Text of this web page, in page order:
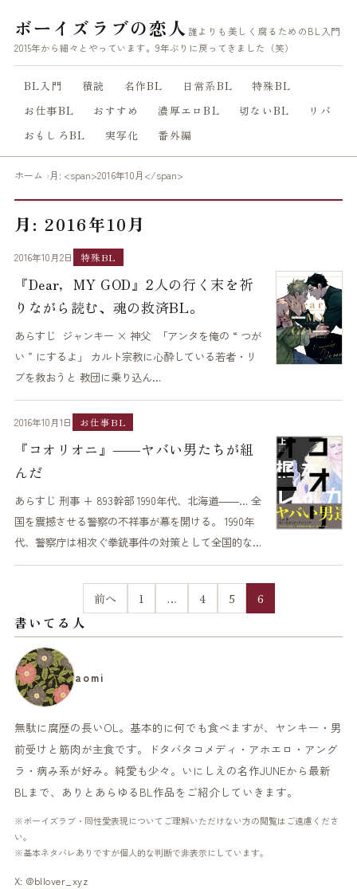
ボーイズラブの恋人 誰よりも美しく腐るためのBL入門
2015年から細々とやっています。9年ぶりに戻ってきました（笑）
BL入門 積読 名作BL 日常系BL
特殊BL
お仕事BL
おすすめ 濃厚エロBL 切ないBL
リバ
おもしろBL
実写化 番外編
ホーム 月: <span>2016年10月</span>
月: 2016年10月
2016年10月2日 特殊BL
『Dear，MY GOD』2人の行く末を祈
りながら読む、魂の救済BL。
あらすじ ジャンキー × 神父 「アンタを俺の “ つが
い ” にするよ」 カルト宗教に心酔している若者・リ
ブを救おうと 教団に乗り込ん…
2016年10月1日 お仕事BL
『コオリオニ』――ヤバい男たちが組
んだ
あらすじ 刑事 + 893幹部 1990年代、北海道――… 全
国を震撼させる警察の不祥事が幕を開ける。 1990年
代、警察庁は相次ぐ拳銃事件の対策として全国的な…
前へ 1 … 4 5 6
書いてる人
aomi
無駄に腐歴の長いOL。基本的に何でも食べますが、ヤンキー・男
前受けと筋肉が主食です。ドタバタコメディ・アホエロ・アング
ラ・病み系が好み。純愛も少々。いにしえの名作JUNEから最新
BLまで、ありとあらゆるBL作品をご紹介していきます。
※ボーイズラブ・同性愛表現についてご理解いただけない方の閲覧はご遠慮くださ
い。
※基本ネタバレありですが個人的な判断で非表示にしています。
X: @bllover_xyz